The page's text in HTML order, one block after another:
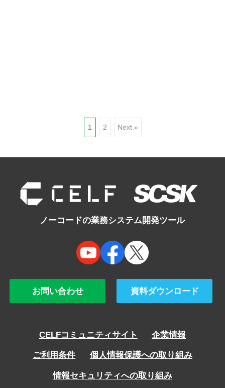
navigation
1 2 Next »
ノーコードの業務システム開発ツール
お問い合わせ 資料ダウンロード
CELFコミュニティサイト 企業情報
ご利用条件 個人情報保護への取り組み
情報セキュリティへの取り組み